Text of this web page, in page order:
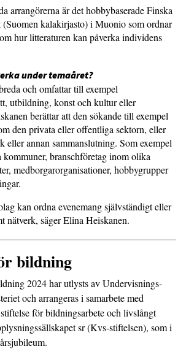
arrangörerna är det hobbybaserade Finska
kalakirjasto) i Muonio som ordnar
hur litteraturen kan påverka individens
under tema­året?
och omfattar till exempel
utbildning, konst och kultur eller
berättar att den sökande till exempel
den privata eller offentliga sektorn, eller
eller annan sammanslutning. Som exempel
kommuner, branschföretag inom olika
medborgarorganisationer, hobbygrupper
kan ordna evenemang självständigt eller
nätverk, säger Elina Heiskanen.
bildning
2024 har utlysts av Undervisnings-
och arrangeras i samarbete med
för bildnings­arbete och livslångt
sr (Kvs-stiftelsen), som i